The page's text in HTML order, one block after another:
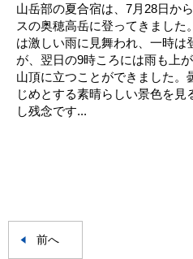
山岳部の夏合宿は、7月28日か
スの奥穂高岳に登ってきました
は激しい雨に見舞われ、一時は
が、翌日の9時ころには雨も上
山頂に立つことができました。
じめとする素晴らしい景色を
し残念です...
前へ